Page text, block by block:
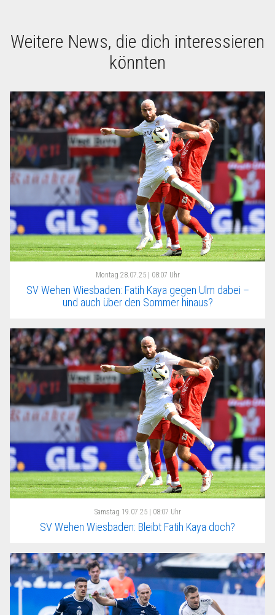
Weitere News, die dich interessieren
könnten
Montag 28.07.25 | 08:07 Uhr
SV Wehen Wiesbaden: Fatih Kaya gegen Ulm dabei –
und auch über den Sommer hinaus?
Samstag 19.07.25 | 08:07 Uhr
SV Wehen Wiesbaden: Bleibt Fatih Kaya doch?